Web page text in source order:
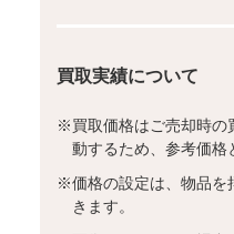
買取実績について
※買取価格はご売却時
動するため、参考価格
※価格の設定は、物品を
きます。